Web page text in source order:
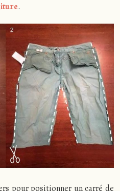
.
pour positionner un carré de